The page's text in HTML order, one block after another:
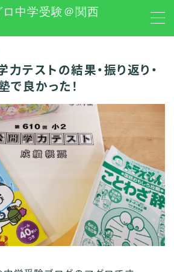
ロ中学受験＠関西
ー
力テストの結果・振り返り・
で良かった！